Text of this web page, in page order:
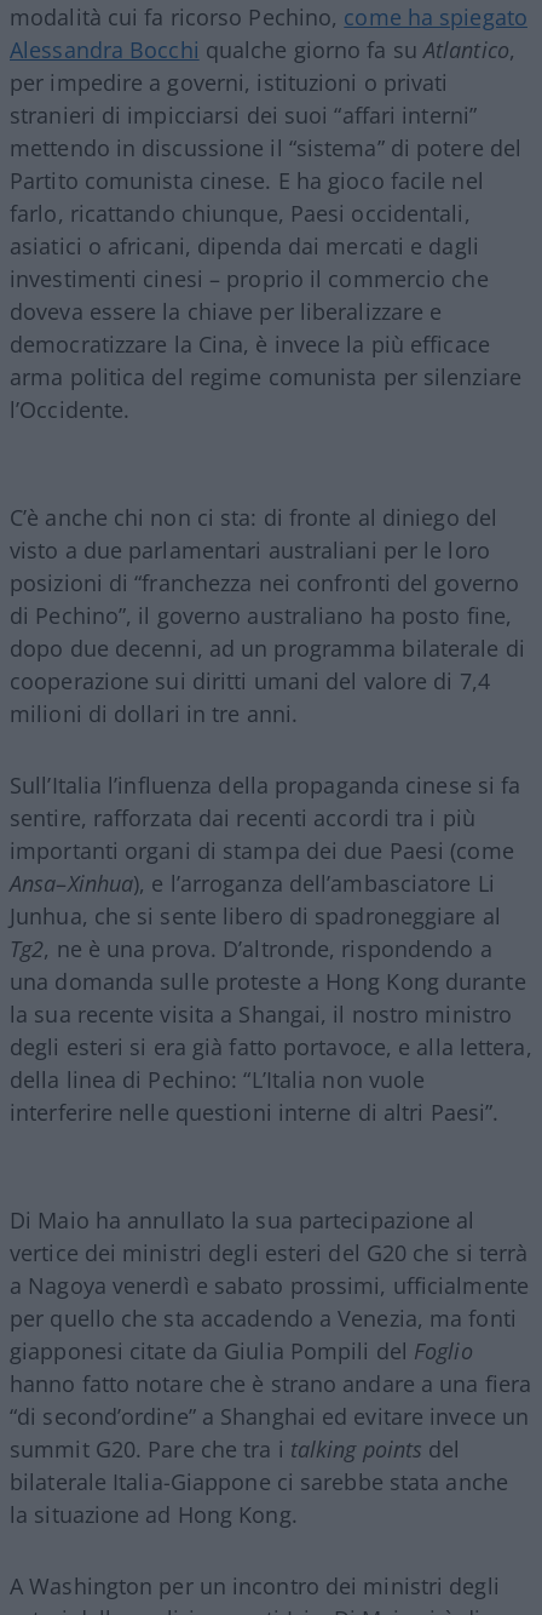
modalità cui fa ricorso Pechino, come ha spiegato
Alessandra Bocchi qualche giorno fa su Atlantico,
per impedire a governi, istituzioni o privati
stranieri di impicciarsi dei suoi “affari interni”
mettendo in discussione il “sistema” di potere del
Partito comunista cinese. E ha gioco facile nel
farlo, ricattando chiunque, Paesi occidentali,
asiatici o africani, dipenda dai mercati e dagli
investimenti cinesi – proprio il commercio che
doveva essere la chiave per liberalizzare e
democratizzare la Cina, è invece la più efficace
arma politica del regime comunista per silenziare
l’Occidente.
C’è anche chi non ci sta: di fronte al diniego del
visto a due parlamentari australiani per le loro
posizioni di “franchezza nei confronti del governo
di Pechino”, il governo australiano ha posto fine,
dopo due decenni, ad un programma bilaterale di
cooperazione sui diritti umani del valore di 7,4
milioni di dollari in tre anni.
Sull’Italia l’influenza della propaganda cinese si fa
sentire, rafforzata dai recenti accordi tra i più
importanti organi di stampa dei due Paesi (come
Ansa–Xinhua), e l’arroganza dell’ambasciatore Li
Junhua, che si sente libero di spadroneggiare al
Tg2, ne è una prova. D’altronde, rispondendo a
una domanda sulle proteste a Hong Kong durante
la sua recente visita a Shangai, il nostro ministro
degli esteri si era già fatto portavoce, e alla lettera,
della linea di Pechino: “L’Italia non vuole
interferire nelle questioni interne di altri Paesi”.
Di Maio ha annullato la sua partecipazione al
vertice dei ministri degli esteri del G20 che si terrà
a Nagoya venerdì e sabato prossimi, ufficialmente
per quello che sta accadendo a Venezia, ma fonti
giapponesi citate da Giulia Pompili del Foglio
hanno fatto notare che è strano andare a una fiera
“di second’ordine” a Shanghai ed evitare invece un
summit G20. Pare che tra i talking points del
bilaterale Italia-Giappone ci sarebbe stata anche
la situazione ad Hong Kong.
A Washington per un incontro dei ministri degli